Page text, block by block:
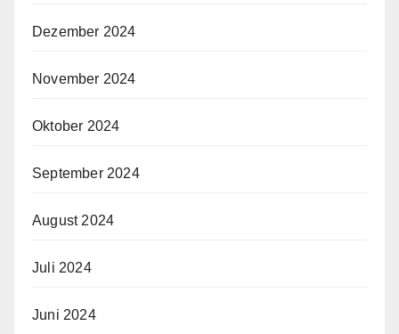
Dezember 2024
November 2024
Oktober 2024
September 2024
August 2024
Juli 2024
Juni 2024